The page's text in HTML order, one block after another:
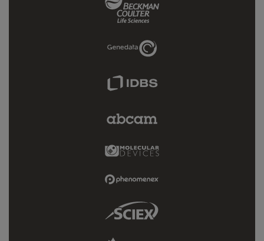
Coulter
Link
Genedata
Link
IDBS
Abcam
Molecular
Link
Phenomenex
Sciex
Link